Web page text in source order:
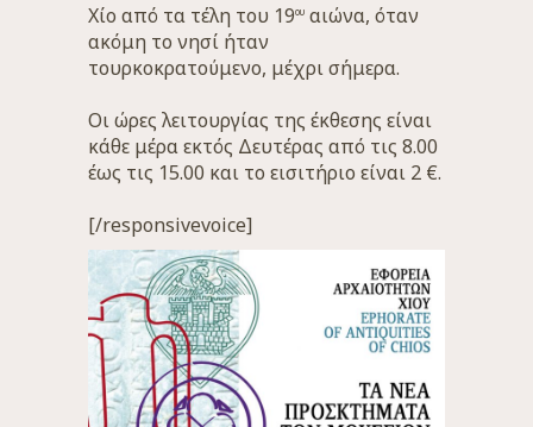
Χίο από τα τέλη του 19ου αιώνα, όταν
ακόμη το νησί ήταν
τουρκοκρατούμενο, μέχρι σήμερα.
Οι ώρες λειτουργίας της έκθεσης είναι
κάθε μέρα εκτός Δευτέρας από τις 8.00
έως τις 15.00 και το εισιτήριο είναι 2 €.
[/responsivevoice]